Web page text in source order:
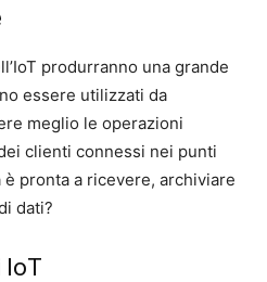
produrranno una grande
essere utilizzati da
meglio le operazioni
clienti connessi nei punti
pronta a ricevere, archiviare
dati?
IoT